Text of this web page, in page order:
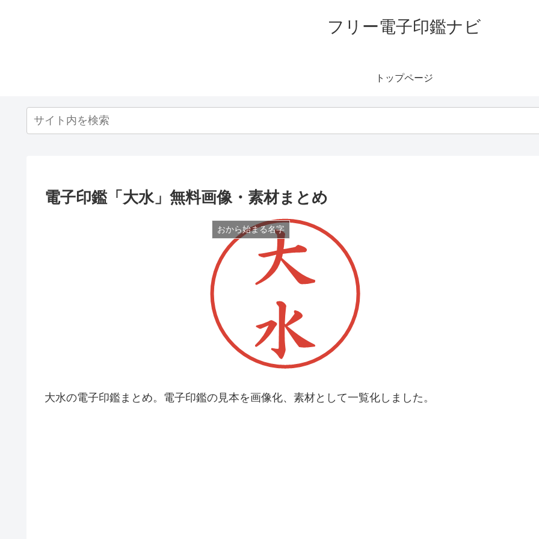
フリー電子印鑑ナビ
トップページ
電子印鑑「大水」無料画像・素材まとめ
おから始まる名字
大水の電子印鑑まとめ。電子印鑑の見本を画像化、素材として一覧化しました。